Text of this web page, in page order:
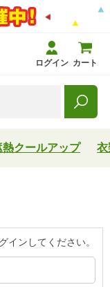
ログイン カート
熱クールアップ 衣
インしてください。